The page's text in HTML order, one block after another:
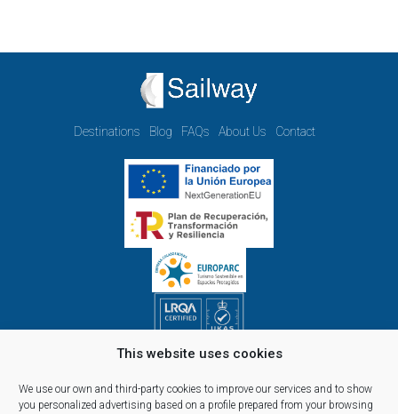
This website uses cookies
We use our own and third-party cookies to improve our services and to show
you personalized advertising based on a profile prepared from your browsing
Destinations Blog FAQs About Us Contact
09.00h - 14.00h and 15.00h - 18.00h
Reservations, telephone and commercial customer service: